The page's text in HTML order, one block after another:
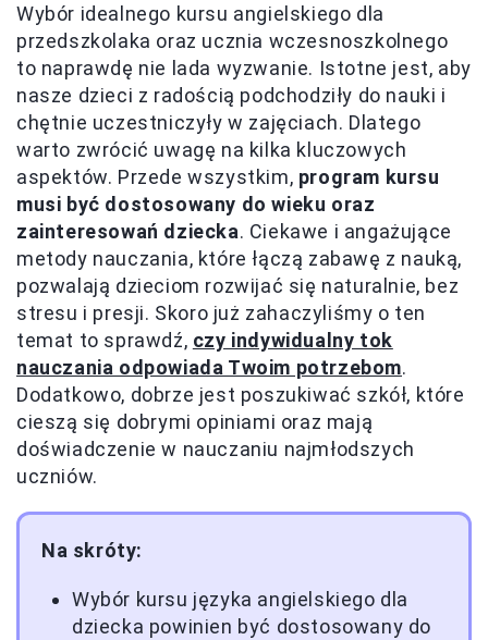
Wybór idealnego kursu angielskiego dla
przedszkolaka oraz ucznia wczesnoszkolnego
to naprawdę nie lada wyzwanie. Istotne jest, aby
nasze dzieci z radością podchodziły do nauki i
chętnie uczestniczyły w zajęciach. Dlatego
warto zwrócić uwagę na kilka kluczowych
aspektów. Przede wszystkim, program kursu
musi być dostosowany do wieku oraz
zainteresowań dziecka. Ciekawe i angażujące
metody nauczania, które łączą zabawę z nauką,
pozwalają dzieciom rozwijać się naturalnie, bez
stresu i presji. Skoro już zahaczyliśmy o ten
temat to sprawdź, czy indywidualny tok
nauczania odpowiada Twoim potrzebom.
Dodatkowo, dobrze jest poszukiwać szkół, które
cieszą się dobrymi opiniami oraz mają
doświadczenie w nauczaniu najmłodszych
uczniów.
Na skróty:
Wybór kursu języka angielskiego dla
dziecka powinien być dostosowany do